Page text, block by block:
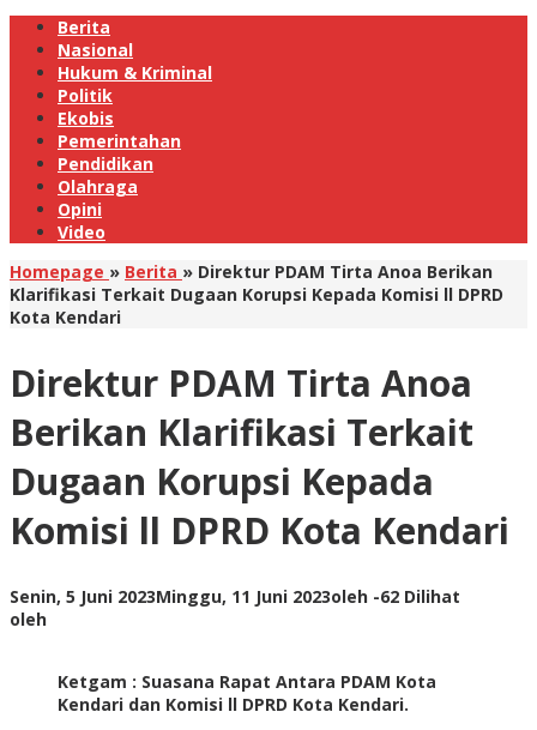
Berita
Nasional
Hukum & Kriminal
Politik
Ekobis
Pemerintahan
Pendidikan
Olahraga
Opini
Video
Homepage » Berita » Direktur PDAM Tirta Anoa Berikan
Klarifikasi Terkait Dugaan Korupsi Kepada Komisi ll DPRD
Kota Kendari
Direktur PDAM Tirta Anoa
Berikan Klarifikasi Terkait
Dugaan Korupsi Kepada
Komisi ll DPRD Kota Kendari
Senin, 5 Juni 2023Minggu, 11 Juni 2023oleh -62 Dilihat
oleh
Ketgam : Suasana Rapat Antara PDAM Kota
Kendari dan Komisi ll DPRD Kota Kendari.